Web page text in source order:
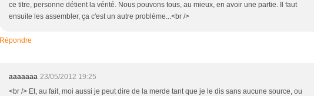
ce titre, personne détient la vérité. Nous pouvons tous, au mieux, en avoir une partie. Il faut
ensuite les assembler, ça c'est un autre problème...<br />
Répondre
aaaaaaa 23/05/2012 19:25
<br /> Et, au fait, moi aussi je peut dire de la merde tant que je le dis sans aucune source, ou